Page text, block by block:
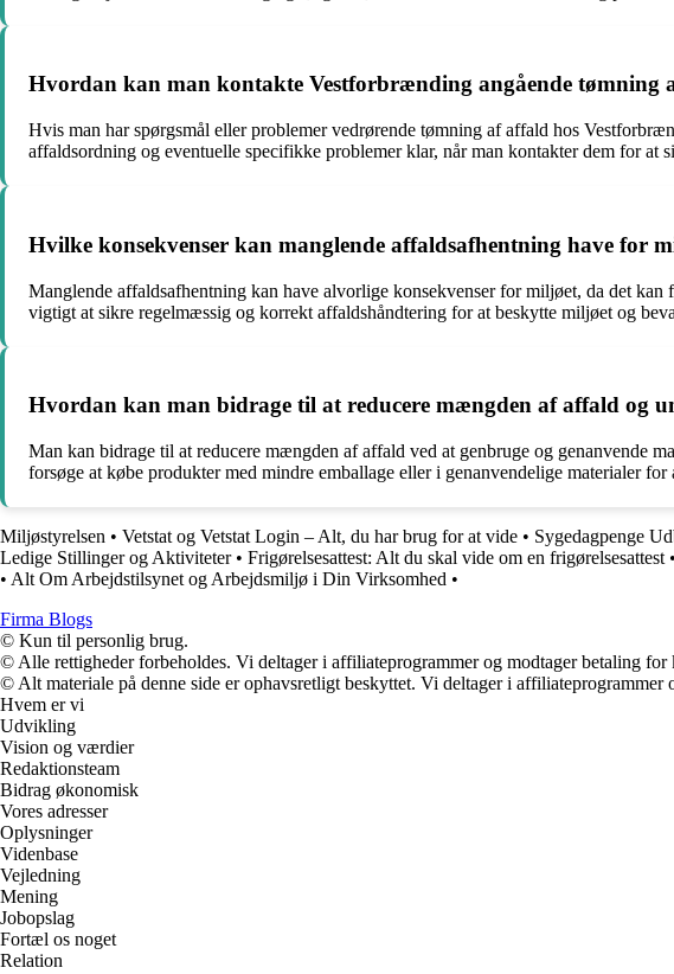
Hvordan kan man kontakte Vestforbrænding angående tømning
Hvis man har spørgsmål eller problemer vedrørende tømning af affald hos
affaldsordning og eventuelle specifikke problemer klar, når man kontakter dem for at
Hvilke konsekvenser kan manglende affaldsafhentning have for
Manglende affaldsafhentning kan have alvorlige konsekvenser for miljøet, da det
vigtigt at sikre regelmæssig og korrekt affaldshåndtering for at beskytte miljøet og
Hvordan kan man bidrage til at reducere mængden af affald og
Man kan bidrage til at reducere mængden af affald ved at genbruge og genanvende
forsøge at købe produkter med mindre emballage eller i genanvendelige materialer
Miljøstyrelsen • Vetstat og Vetstat Login – Alt, du har brug for at vide • Sygedagpenge
Ledige Stillinger og Aktiviteter• Frigørelsesattest: Alt du skal vide om en frigørelsesattest •
• Alt Om Arbejdstilsynet og Arbejdsmiljø i Din Virksomhed •
Firma Blogs
© Kun til personlig brug.
© Alle rettigheder forbeholdes. Vi deltager i affiliateprogrammer og modtager betaling for
© Alt materiale på denne side er ophavsretligt beskyttet. Vi deltager i
Hvem er vi
Udvikling
Vision og værdier
Redaktionsteam
Bidrag økonomisk
Vores adresser
Oplysninger
Videnbase
Vejledning
Mening
Jobopslag
Fortæl os noget
Relation